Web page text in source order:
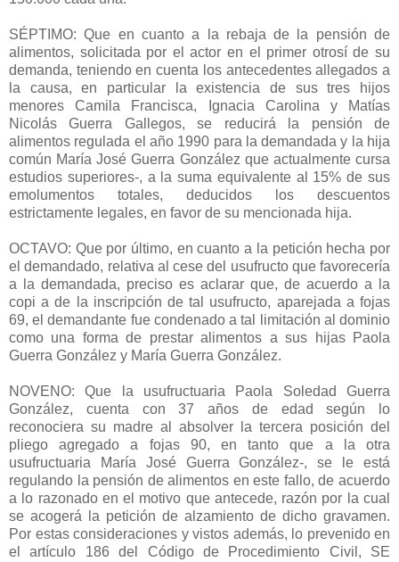
SÉPTIMO: Que en cuanto a la rebaja de la pensión de
alimentos, solicitada por el actor en el primer otrosí de su
demanda, teniendo en cuenta los antecedentes allegados a
la causa, en particular la existencia de sus tres hijos
menores Camila Francisca, Ignacia Carolina y Matías
Nicolás Guerra Gallegos, se reducirá la pensión de
alimentos regulada el año 1990 para la demandada y la hija
común María José Guerra González que actualmente cursa
estudios superiores-, a la suma equivalente al 15% de sus
emolumentos totales, deducidos los descuentos
estrictamente legales, en favor de su mencionada hija.
OCTAVO: Que por último, en cuanto a la petición hecha por
el demandado, relativa al cese del usufructo que favorecería
a la demandada, preciso es aclarar que, de acuerdo a la
copi a de la inscripción de tal usufructo, aparejada a fojas
69, el demandante fue condenado a tal limitación al dominio
como una forma de prestar alimentos a sus hijas Paola
Guerra González y María Guerra González.
NOVENO: Que la usufructuaria Paola Soledad Guerra
González, cuenta con 37 años de edad según lo
reconociera su madre al absolver la tercera posición del
pliego agregado a fojas 90, en tanto que a la otra
usufructuaria María José Guerra González-, se le está
regulando la pensión de alimentos en este fallo, de acuerdo
a lo razonado en el motivo que antecede, razón por la cual
se acogerá la petición de alzamiento de dicho gravamen.
Por estas consideraciones y vistos además, lo prevenido en
el artículo 186 del Código de Procedimiento Civil, SE